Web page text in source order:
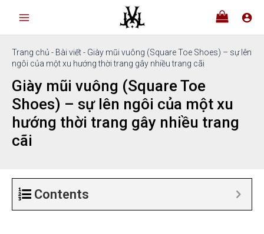
nội
dungTrang chủ - Bài viết- Giày mũi vuông (Square Toe Shoes) – sự lên
ngôi của một xu hướng thời trang gây nhiều trang cãi
Giày mũi vuông (Square Toe
Shoes) – sự lên ngôi của một xu
hướng thời trang gây nhiều trang
cãi
Contents